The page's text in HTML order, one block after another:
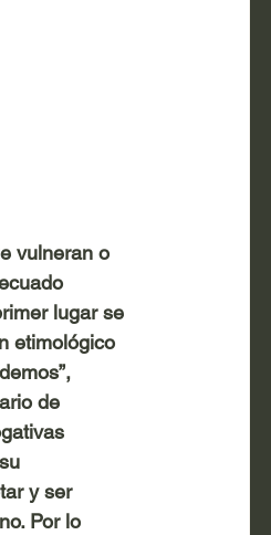
vulneran o
lugar se
etimológico
de
y ser
Por lo